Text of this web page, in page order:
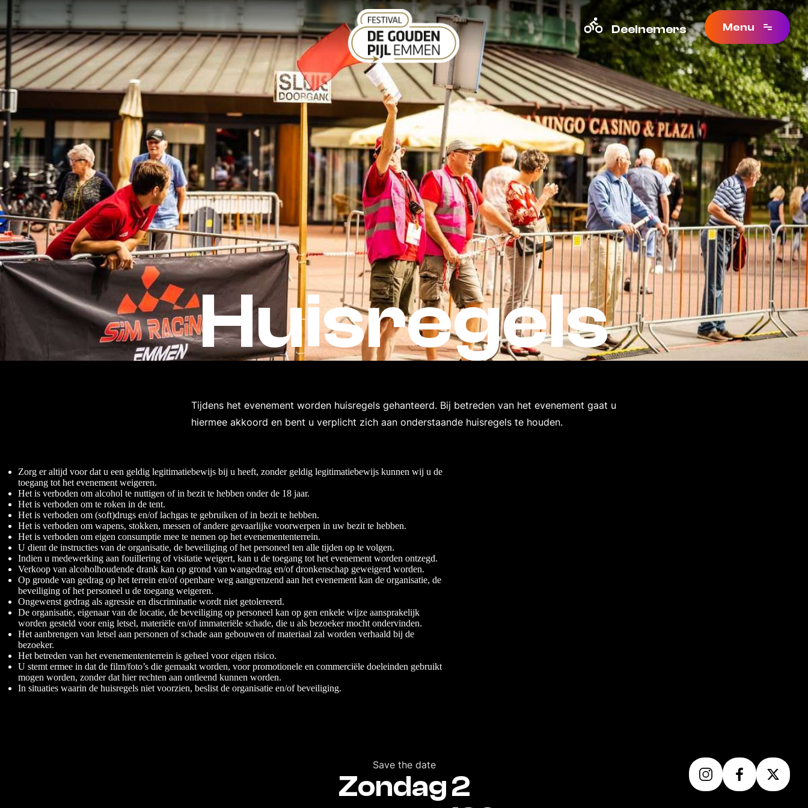
Deelnemers Menu
Huisregels
Tijdens het evenement worden huisregels gehanteerd. Bij betreden van het evenement gaat u
hiermee akkoord en bent u verplicht zich aan onderstaande huisregels te houden.
Zorg er altijd voor dat u een geldig legitimatiebewijs bij u heeft, zonder geldig legitimatiebewijs kunnen wij u de
toegang tot het evenement weigeren.
Het is verboden om alcohol te nuttigen of in bezit te hebben onder de 18 jaar.
Het is verboden om te roken in de tent.
Het is verboden om (soft)drugs en/of lachgas te gebruiken of in bezit te hebben.
Het is verboden om wapens, stokken, messen of andere gevaarlijke voorwerpen in uw bezit te hebben.
Het is verboden om eigen consumptie mee te nemen op het evenemententerrein.
U dient de instructies van de organisatie, de beveiliging of het personeel ten alle tijden op te volgen.
Indien u medewerking aan fouillering of visitatie weigert, kan u de toegang tot het evenement worden ontzegd.
Verkoop van alcoholhoudende drank kan op grond van wangedrag en/of dronkenschap geweigerd worden.
Op gronde van gedrag op het terrein en/of openbare weg aangrenzend aan het evenement kan de organisatie, de
beveiliging of het personeel u de toegang weigeren.
Ongewenst gedrag als agressie en discriminatie wordt niet getolereerd.
De organisatie, eigenaar van de locatie, de beveiliging op personeel kan op gen enkele wijze aansprakelijk
worden gesteld voor enig letsel, materiële en/of immateriële schade, die u als bezoeker mocht ondervinden.
Het aanbrengen van letsel aan personen of schade aan gebouwen of materiaal zal worden verhaald bij de
bezoeker.
Het betreden van het evenemententerrein is geheel voor eigen risico.
U stemt ermee in dat de film/foto’s die gemaakt worden, voor promotionele en commerciële doeleinden gebruikt
mogen worden, zonder dat hier rechten aan ontleend kunnen worden.
In situaties waarin de huisregels niet voorzien, beslist de organisatie en/of beveiliging.
Save the date
Zondag 2